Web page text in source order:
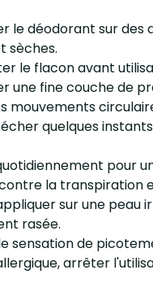
le déodorant sur des
sèches.
le flacon avant
une fine couche de
mouvements
quelques
pour
la transpiration
sur une peau
rasée.
sensation de
arrêter